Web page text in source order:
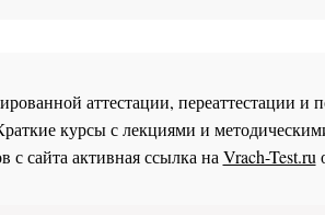
аттестации, переаттестации
курсы с лекциями и
сайта активная ссылка наVrach-Test.ru